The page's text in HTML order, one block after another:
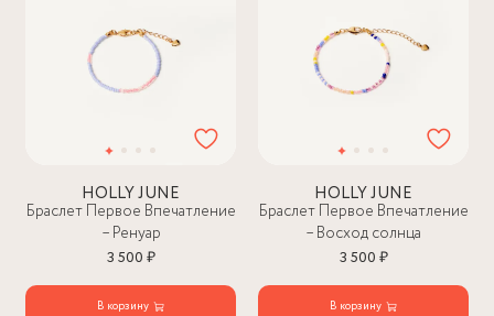
HOLLY JUNE
Браслет Первое Впечатление
– Ренуар
3 500 ₽
В корзину
HOLLY JUNE
Браслет Первое Впечатление
– Восход солнца
3 500 ₽
В корзину